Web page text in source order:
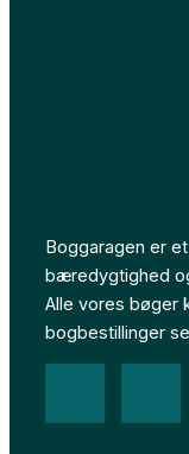
Boggaragen er
bæredygtighed
Alle vores bøger
bogbestillinger